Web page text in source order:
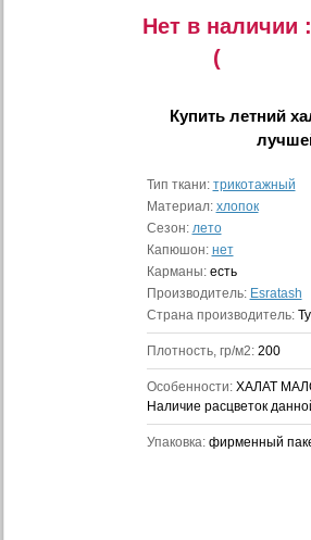
Нет в наличии :
(
Купить летний
Тип ткани: трикотажный
Материал: хлопок
Сезон: лето
Капюшон: нет
Карманы: есть
Производитель: Esratash
Страна производитель:
Плотность, гр/м2: 200
Особенности: ХАЛАТ
Наличие расцветок
Упаковка: фирменный